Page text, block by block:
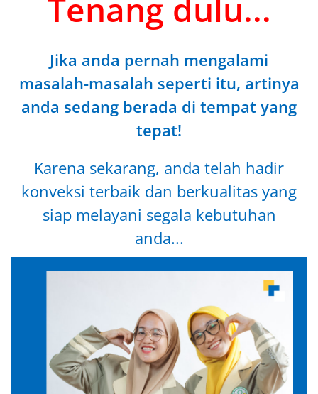
Tenang dulu...
Jika anda pernah mengalami
masalah-masalah seperti itu, artinya
anda sedang berada di tempat yang
tepat!
Karena sekarang, anda telah hadir
konveksi terbaik dan berkualitas yang
siap melayani segala kebutuhan
anda...